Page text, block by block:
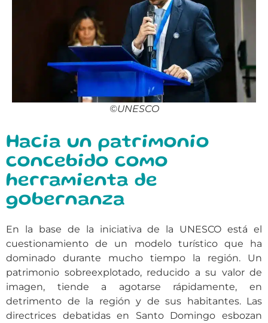
©UNESCO
Hacia un patrimonio
concebido como
herramienta de
gobernanza
En la base de la iniciativa de la UNESCO está el
cuestionamiento de un modelo turístico que ha
dominado durante mucho tiempo la región. Un
patrimonio sobreexplotado, reducido a su valor de
imagen, tiende a agotarse rápidamente, en
detrimento de la región y de sus habitantes. Las
directrices debatidas en Santo Domingo esbozan